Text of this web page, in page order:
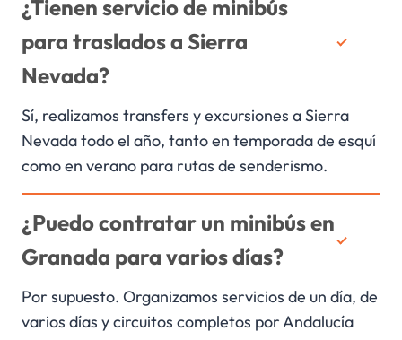
¿Tienen servicio de minibús
para traslados a Sierra
Nevada?
Sí, realizamos transfers y excursiones a Sierra
Nevada todo el año, tanto en temporada de esquí
como en verano para rutas de senderismo.
¿Puedo contratar un minibús en
Granada para varios días?
Por supuesto. Organizamos servicios de un día, de
varios días y circuitos completos por Andalucía